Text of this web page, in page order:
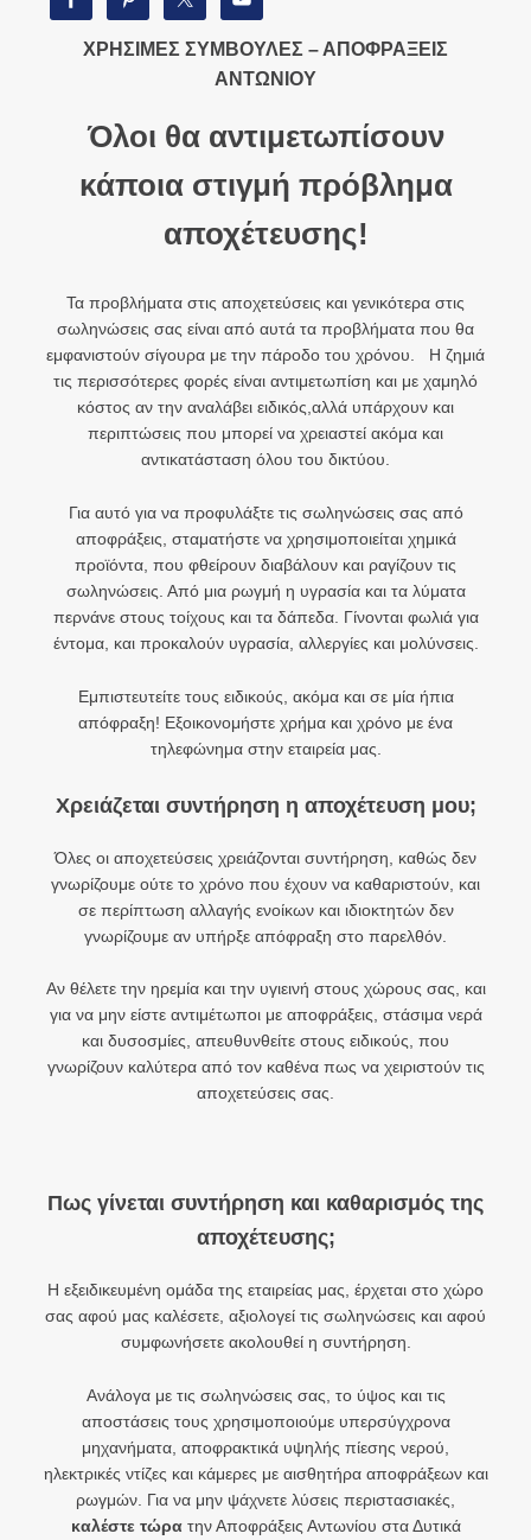
ΧΡΗΣΙΜΕΣ ΣΥΜΒΟΥΛΕΣ – ΑΠΟΦΡΑΞΕΙΣ
ΑΝΤΩΝΙΟΥ
Όλοι θα αντιμετωπίσουν
κάποια στιγμή πρόβλημα
αποχέτευσης!
Τα προβλήματα στις αποχετεύσεις και γενικότερα στις
σωληνώσεις σας είναι από αυτά τα προβλήματα που θα
εμφανιστούν σίγουρα με την πάροδο του χρόνου. Η ζημιά
τις περισσότερες φορές είναι αντιμετωπίση και με χαμηλό
κόστος αν την αναλάβει ειδικός,αλλά υπάρχουν και
περιπτώσεις που μπορεί να χρειαστεί ακόμα και
αντικατάσταση όλου του δικτύου.
Για αυτό για να προφυλάξτε τις σωληνώσεις σας από
αποφράξεις, σταματήστε να χρησιμοποιείται χημικά
προϊόντα, που φθείρουν διαβάλουν και ραγίζουν τις
σωληνώσεις. Από μια ρωγμή η υγρασία και τα λύματα
περνάνε στους τοίχους και τα δάπεδα. Γίνονται φωλιά για
έντομα, και προκαλούν υγρασία, αλλεργίες και μολύνσεις.
Εμπιστευτείτε τους ειδικούς, ακόμα και σε μία ήπια
απόφραξη! Εξοικονομήστε χρήμα και χρόνο με ένα
τηλεφώνημα στην εταιρεία μας.
Χρειάζεται συντήρηση η αποχέτευση μου;
Όλες οι αποχετεύσεις χρειάζονται συντήρηση, καθώς δεν
γνωρίζουμε ούτε το χρόνο που έχουν να καθαριστούν, και
σε περίπτωση αλλαγής ενοίκων και ιδιοκτητών δεν
γνωρίζουμε αν υπήρξε απόφραξη στο παρελθόν.
Αν θέλετε την ηρεμία και την υγιεινή στους χώρους σας, και
για να μην είστε αντιμέτωποι με αποφράξεις, στάσιμα νερά
και δυσοσμίες, απευθυνθείτε στους ειδικούς, που
γνωρίζουν καλύτερα από τον καθένα πως να χειριστούν τις
αποχετεύσεις σας.
Πως γίνεται συντήρηση και καθαρισμός της
αποχέτευσης;
Η εξειδικευμένη ομάδα της εταιρείας μας, έρχεται στο χώρο
σας αφού μας καλέσετε, αξιολογεί τις σωληνώσεις και αφού
συμφωνήσετε ακολουθεί η συντήρηση.
Ανάλογα με τις σωληνώσεις σας, το ύψος και τις
αποστάσεις τους χρησιμοποιούμε υπερσύγχρονα
μηχανήματα, αποφρακτικά υψηλής πίεσης νερού,
ηλεκτρικές ντίζες και κάμερες με αισθητήρα αποφράξεων και
ρωγμών. Για να μην ψάχνετε λύσεις περιστασιακές,
καλέστε τώρατην Αποφράξεις Αντωνίου στα Δυτικά